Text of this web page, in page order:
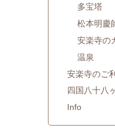
多宝塔
松本明慶
安楽寺の
温泉
安楽寺のご
四国八十八
Info